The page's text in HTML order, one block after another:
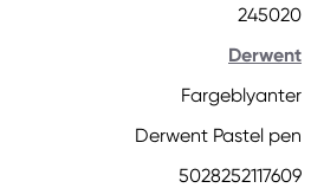
245020
Derwent
Fargeblyanter
Derwent Pastel pen
5028252117609